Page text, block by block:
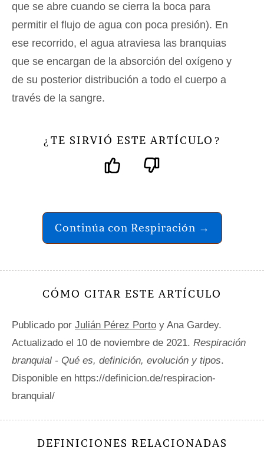
que se abre cuando se cierra la boca para
permitir el flujo de agua con poca presión). En
ese recorrido, el agua atraviesa las branquias
que se encargan de la absorción del oxígeno y
de su posterior distribución a todo el cuerpo a
través de la sangre.
¿ TE SIRVIÓ ESTE ARTÍCULO ?
Continúa con Respiración →
CÓMO CITAR ESTE ARTÍCULO
Publicado por Julián Pérez Porto y Ana Gardey.
Actualizado el 10 de noviembre de 2021. Respiración
branquial - Qué es, definición, evolución y tipos.
Disponible en https://definicion.de/respiracion-
branquial/
DEFINICIONES RELACIONADAS